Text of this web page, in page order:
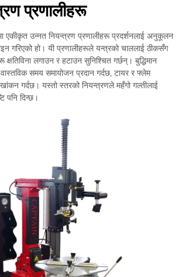
प्रणालीहरू
एकीकृत उन्नत नियन्त्रण प्रणालीहरू प्रदर्शनलाई अनुकूलन
गरिएको हो। यी प्रणालीहरूले यन्त्रको चाललाई ठीकसँग
क्षतिविना लगाउन र हटाउन सुनिश्चित गर्छन्। बुद्धिमान
समय समायोजन प्रदान गर्दछ, टायर र फ्लेम
गर्दछ। यस्तो स्तरको नियन्त्रणले महँगो गल्तीलाई
पनि दिन्छ।